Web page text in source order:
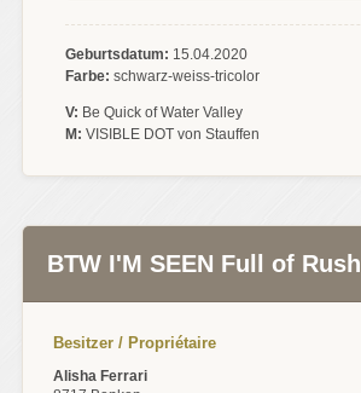
Geburtsdatum: 15.04.2020
Farbe: schwarz-weiss-tricolor
V: Be Quick of Water Valley
M: VISIBLE DOT von Stauffen
BTW I'M SEEN Full of Rush
Besitzer / Propriétaire
Alisha Ferrari